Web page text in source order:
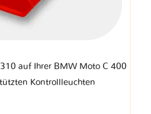
auf Ihrer BMW Moto C 400
Kontrollleuchten